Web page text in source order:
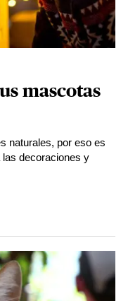
mascotas
naturales, por eso es
las decoraciones y